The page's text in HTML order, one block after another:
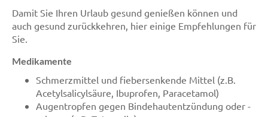
Damit Sie Ihren Urlaub gesund genießen können und
auch gesund zurückkehren, hier einige Empfehlungen für
Sie.
Medikamente
Schmerzmittel und fiebersenkende Mittel (z.B.
Acetylsalicylsäure, Ibuprofen, Paracetamol)
Augentropfen gegen Bindehautentzündung oder -